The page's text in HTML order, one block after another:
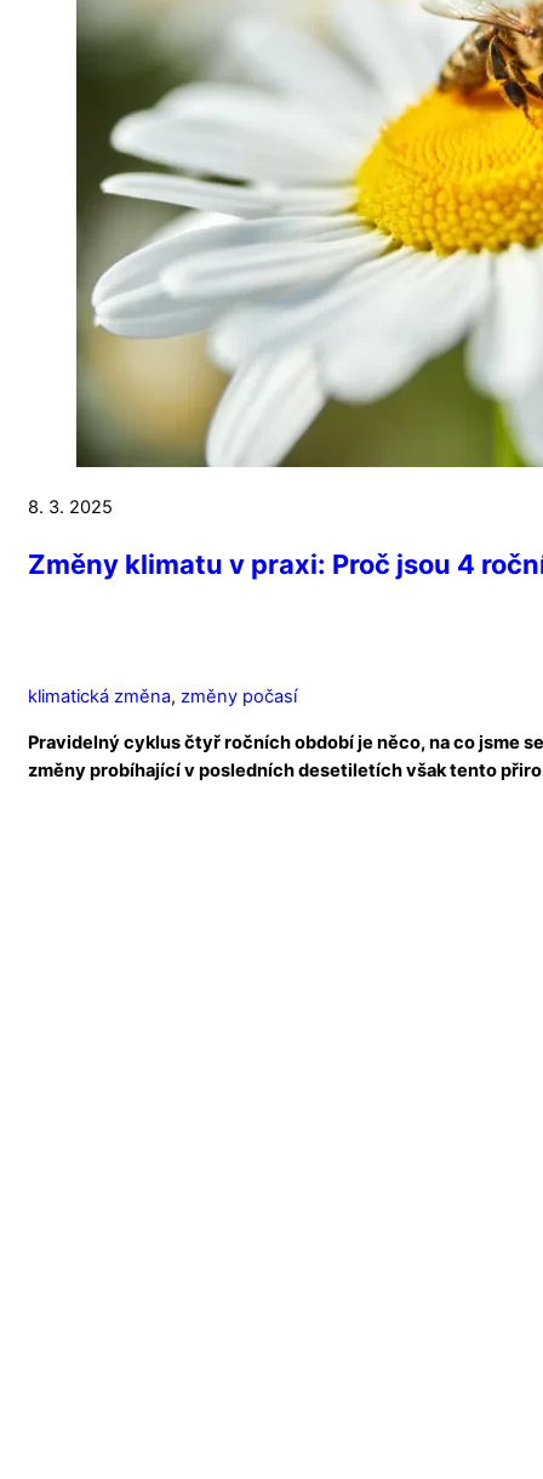
8. 3. 2025
Změny klimatu v praxi: Proč jsou 4
klimatická změna, změny počasí
Pravidelný cyklus čtyř ročních období je něco, na co jsme
změny probíhající v posledních desetiletích však tento